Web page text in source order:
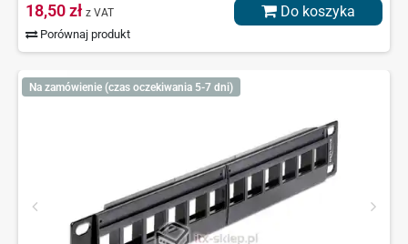
18,50 zł z VAT
Porównaj produkt
Do koszyka
Na zamówienie (czas oczekiwania 5-7 dni)